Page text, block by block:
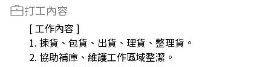
打工內容
[ 工作內容 ]
1. 揀貨、包貨、出貨、理貨、整理貨。
2. 協助補庫、維護工作區域整潔。